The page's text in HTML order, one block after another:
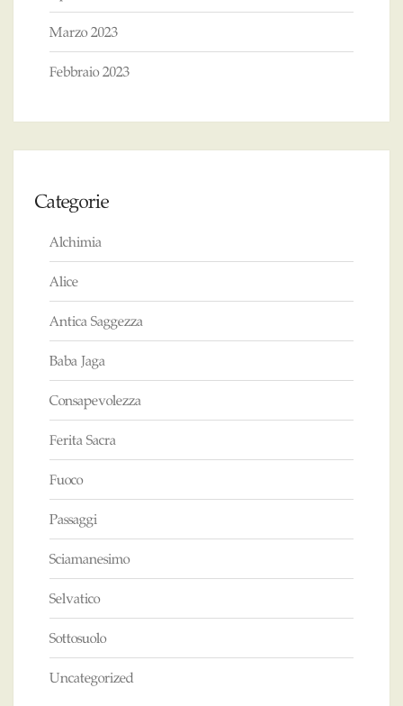
Marzo 2023
Febbraio 2023
Categorie
Alchimia
Alice
Antica Saggezza
Baba Jaga
Consapevolezza
Ferita Sacra
Fuoco
Passaggi
Sciamanesimo
Selvatico
Sottosuolo
Uncategorized